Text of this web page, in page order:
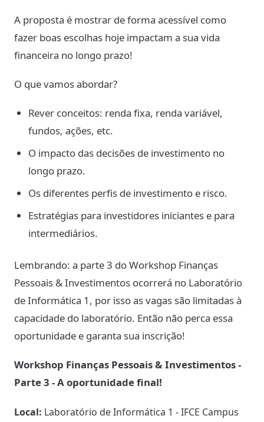
A proposta é mostrar de forma acessível como
fazer boas escolhas hoje impactam a sua vida
financeira no longo prazo!
O que vamos abordar?
Rever conceitos: renda fixa, renda variável,
fundos, ações, etc.
O impacto das decisões de investimento no
longo prazo.
Os diferentes perfis de investimento e risco.
Estratégias para investidores iniciantes e para
intermediários.
Lembrando: a parte 3 do Workshop Finanças
Pessoais & Investimentos ocorrerá no Laboratório
de Informática 1, por isso as vagas são limitadas à
capacidade do laboratório. Então não perca essa
oportunidade e garanta sua inscrição!
Workshop Finanças Pessoais & Investimentos -
Parte 3 - A oportunidade final!
Local: Laboratório de Informática 1 - IFCE Campus